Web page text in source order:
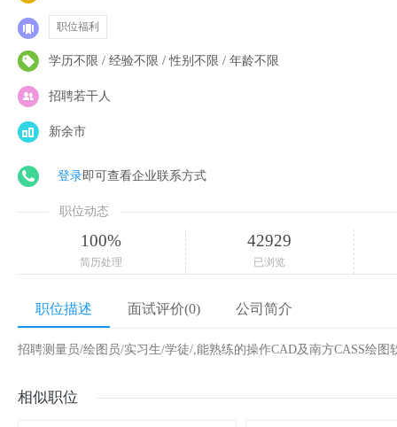
职位福利
学历不限 / 经验不限 / 性别不限 / 年龄不限
招聘若干人
新余市
登录即可查看企业联系方式
职位动态
100%
简历处理
42929
已浏览
职位描述 面试评价(0) 公司简介
招聘测量员/绘图员/实习生/学徒/,能熟练的操作CAD及南方CASS绘
相似职位